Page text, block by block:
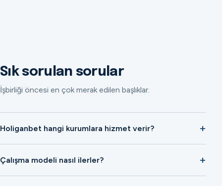
Sık sorulan sorular
İşbirliği öncesi en çok merak edilen başlıklar.
Holiganbet hangi kurumlara hizmet verir?
Çalışma modeli nasıl ilerler?